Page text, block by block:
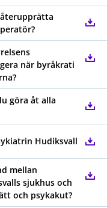
när byråkrati
göra åt alla
Hudiksvall
mellan
sjukhus och
och psykakut?